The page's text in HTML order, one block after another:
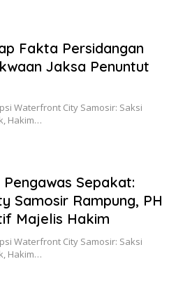
Fakta Persidangan
Jaksa Penuntut
Waterfront City Samosir: Saksi
Hakim…
Sepakat:
Samosir Rampung, PH
Majelis Hakim
Waterfront City Samosir: Saksi
Hakim…